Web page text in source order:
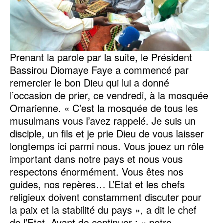
Prenant la parole par la suite, le Président
Bassirou Diomaye Faye a commencé par
remercier le bon Dieu qui lui a donné
l’occasion de prier, ce vendredi, à la mosquée
Omarienne. « C’est la mosquée de tous les
musulmans vous l’avez rappelé. Je suis un
disciple, un fils et je prie Dieu de vous laisser
longtemps ici parmi nous. Vous jouez un rôle
important dans notre pays et nous vous
respectons énormément. Vous êtes nos
guides, nos repères… L’Etat et les chefs
religieux doivent constamment discuter pour
la paix et la stabilité du pays », a dit le chef